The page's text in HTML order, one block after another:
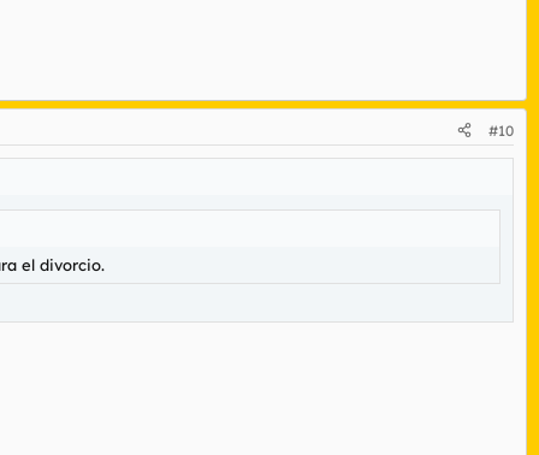
#10
el divorcio.